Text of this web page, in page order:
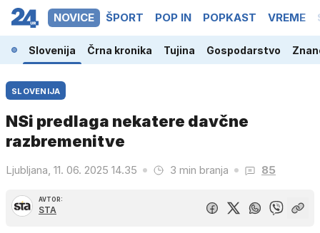
NOVICE ŠPORT POP IN POPKAST VREME
Slovenija Črna kronika Tujina Gospodarstvo
SLOVENIJA
NSi predlaga nekatere davčne
razbremenitve
Ljubljana, 11. 06. 2025 14.35 3 min branja 85
AVTOR:
STA